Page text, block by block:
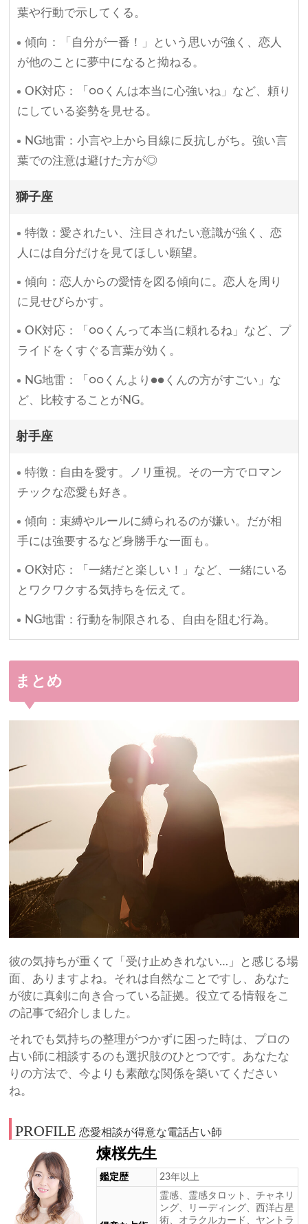
葉や行動で示してくる。
傾向：「自分が一番！」という思いが強く、恋人
が他のことに夢中になると拗ねる。
OK対応：「○○くんは本当に心強いね」など、頼り
にしている姿勢を見せる。
NG地雷：小言や上から目線に反抗しがち。強い言
葉での注意は避けた方が◎
獅子座
特徴：愛されたい、注目されたい意識が強く、恋
人には自分だけを見てほしい願望。
傾向：恋人からの愛情を図る傾向に。恋人を周り
に見せびらかす。
OK対応：「○○くんって本当に頼れるね」など、プ
ライドをくすぐる言葉が効く。
NG地雷：「○○くんより●●くんの方がすごい」な
ど、比較することがNG。
射手座
特徴：自由を愛す。ノリ重視。その一方でロマン
チックな恋愛も好き。
傾向：束縛やルールに縛られるのが嫌い。だが相
手には強要するなど身勝手な一面も。
OK対応：「一緒だと楽しい！」など、一緒にいる
とワクワクする気持ちを伝えて。
NG地雷：行動を制限される、自由を阻む行為。
まとめ
彼の気持ちが重くて「受け止めきれない…」と感じる場
面、ありますよね。それは自然なことですし、あなた
が彼に真剣に向き合っている証拠。役立てる情報をこ
の記事で紹介しました。
それでも気持ちの整理がつかずに困った時は、プロの
占い師に相談するのも選択肢のひとつです。あなたな
りの方法で、今よりも素敵な関係を築いてください
ね。
PROFILE 恋愛相談が得意な電話占い師
煉桜先生
鑑定歴 23年以上
霊感、霊感タロット、チャネリ
ング、リーディング、西洋占星
術、オラクルカード、ヤントラ